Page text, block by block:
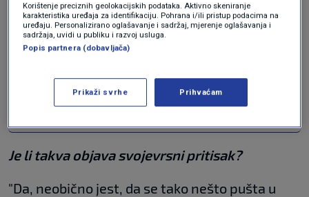
Times of Israel: Zoran Milanović već
sedam mjeseci odbija potvrditi novog
izraelskog veleposlanika
VIJESTI
dobiti, suglasnost Zorana Milanovića
Je li takva objava svojevrsni pritisak?
"Da, neobično jest, da se tako nešto pušta u
Korištenje preciznih geolokacijskih podataka. Aktivno skeniranje
karakteristika uređaja za identifikaciju. Pohrana i/ili pristup podacima na
uređaju. Personalizirano oglašavanje i sadržaj, mjerenje oglašavanja i
sadržaja, uvidi u publiku i razvoj usluga.
Popis partnera (dobavljača)
Prikaži svrhe Prihvaćam